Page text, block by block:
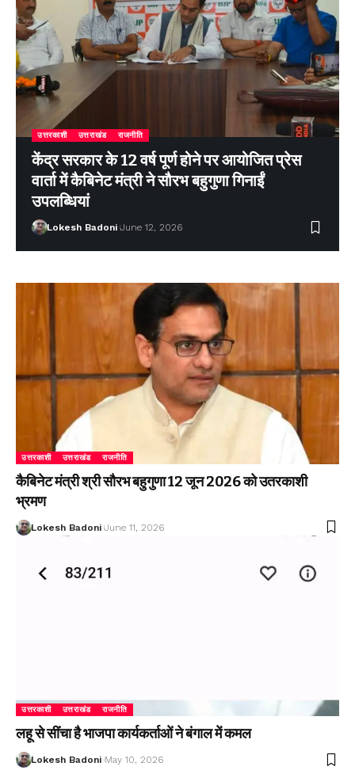
उत्तरकाशी उत्तराखंड राजनीति
केंद्र सरकार के 12 वर्ष पूर्ण होने पर आयोजित प्रेस
वार्ता में कैबिनेट मंत्री ने सौरभ बहुगुणा गिनाईं
उपलब्धियां
Lokesh Badoni June 12, 2026
उत्तरकाशी उत्तराखंड राजनीति
कैबिनेट मंत्री श्री सौरभ बहुगुणा 12 जून 2026 को उतरकाशी
भ्रमण
Lokesh Badoni June 11, 2026
उत्तरकाशी उत्तराखंड राजनीति
लहू से सींचा है भाजपा कार्यकर्ताओं ने बंगाल में कमल
Lokesh Badoni May 10, 2026